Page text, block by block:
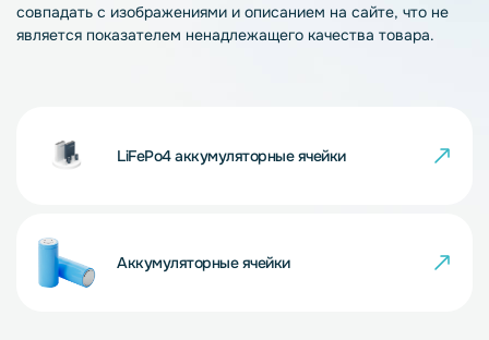
совпадать с изображениями и описанием на сайте, что не
является показателем ненадлежащего качества товара.
LiFePo4 аккумуляторные ячейки
Аккумуляторные ячейки